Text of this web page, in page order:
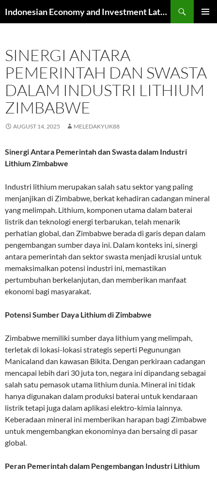
to
Indonesian Economy and Investment Latest News
SINERGI ANTARA
PEMERINTAH DAN SWASTA
DALAM INDUSTRI LITHIUM
ZIMBABWE
AUGUST 14, 2025 MELEDAKYUK88
Sinergi Antara Pemerintah dan Swasta dalam Industri
Lithium Zimbabwe
Industri lithium merupakan salah satu sektor yang paling
menjanjikan di Zimbabwe, berkat kehadiran cadangan mineral
yang melimpah. Lithium, komponen utama dalam baterai
listrik dan teknologi energi terbarukan, telah menarik
perhatian global, dan Zimbabwe berada di garis depan dalam
pengembangan sumber daya ini. Dalam konteks ini, sinergi
antara pemerintah dan sektor swasta menjadi krusial untuk
memaksimalkan potensi industri ini, memastikan
pertumbuhan berkelanjutan, dan memberikan manfaat
ekonomi bagi masyarakat.
Potensi Sumber Daya Lithium di Zimbabwe
Zimbabwe memiliki sumber daya lithium yang melimpah,
terletak di lokasi-lokasi strategis seperti Pegunungan
Manicaland dan kawasan Bikita. Dengan perkiraan cadangan
mencapai lebih dari 30 juta ton, negara ini dipandang sebagai
salah satu pemasok utama lithium dunia. Mineral ini tidak
hanya digunakan dalam produksi baterai untuk kendaraan
listrik tetapi juga dalam aplikasi elektro-kimia lainnya.
Keberadaan mineral ini memberikan harapan bagi Zimbabwe
untuk mengembangkan ekonominya dan bersaing di pasar
global.
Peran Pemerintah dalam Pengembangan Industri Lithium